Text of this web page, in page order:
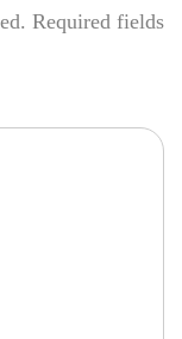
Required fields